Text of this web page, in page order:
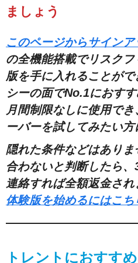
ましょう
このページからサイン
の全機能搭載でリスク
版を手に入れることが
シーの面でNo.1におす
月間制限なしに使用で
ーバーを試してみたい方
隠れた条件などはあり
合わないと判断したら
連絡すれば全額返金され
体験版を始めるにはこち
トレントにおすす